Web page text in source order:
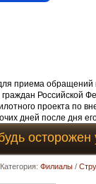
приема
Российской
проекта по
дней после дня
осторожен
Категория:Филиалы /